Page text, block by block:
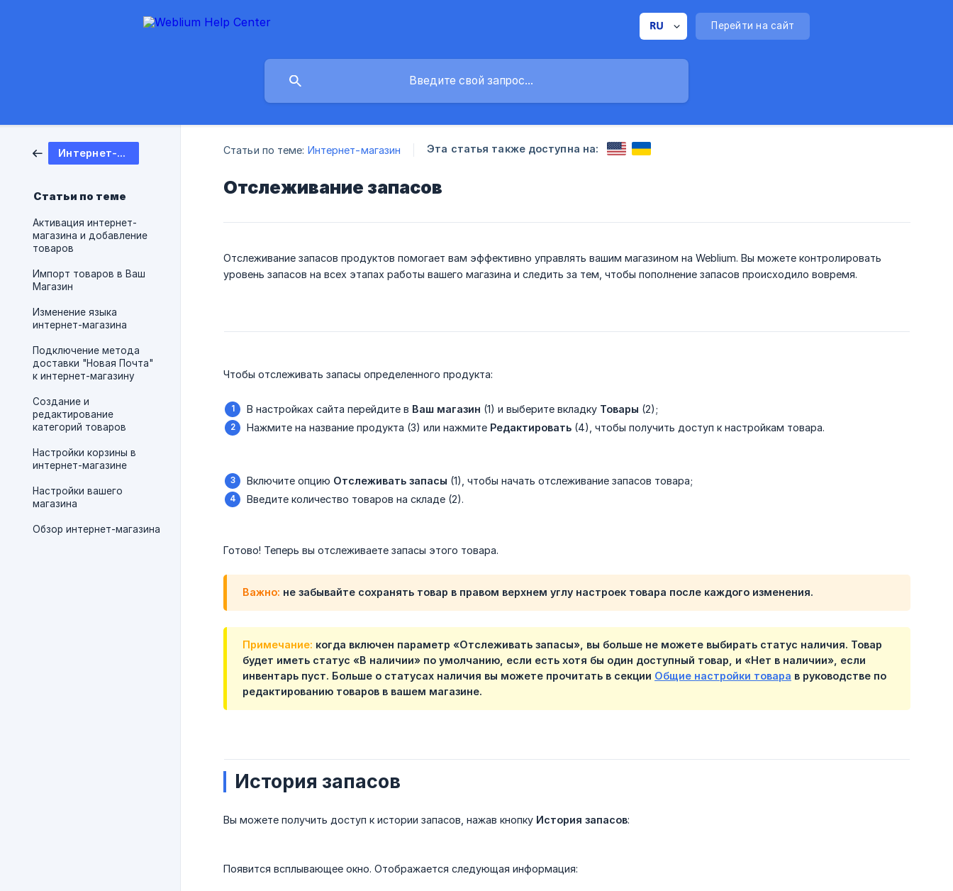
Перейти на сайт
Интернет-магазин
Статьи по теме
Активация интернет-
магазина и добавление
товаров
Импорт товаров в Ваш
Магазин
Изменение языка
интернет-магазина
Подключение метода
доставки "Новая Почта"
к интернет-магазину
Создание и
редактирование
категорий товаров
Настройки корзины в
интернет-магазине
Настройки вашего
магазина
Обзор интернет-магазина
Статьи по теме: Интернет-магазин Эта статья также доступна на:
Отслеживание запасов
Отслеживание запасов продуктов помогает вам эффективно управлять вашим магазином на Weblium. Вы можете контролировать
уровень запасов на всех этапах работы вашего магазина и следить за тем, чтобы пополнение запасов происходило вовремя.
Чтобы отслеживать запасы определенного продукта:
В настройках сайта перейдите в Ваш магазин (1) и выберите вкладку Товары (2);
Нажмите на название продукта (3) или нажмите Редактировать (4), чтобы получить доступ к настройкам товара.
Включите опцию Отслеживать запасы (1), чтобы начать отслеживание запасов товара;
Введите количество товаров на складе (2).
Готово! Теперь вы отслеживаете запасы этого товара.
Важно: не забывайте сохранять товар в правом верхнем углу настроек товара после каждого изменения.
Примечание: когда включен параметр «Отслеживать запасы», вы больше не можете выбирать статус наличия. Товар
будет иметь статус «В наличии» по умолчанию, если есть хотя бы один доступный товар, и «Нет в наличии», если
инвентарь пуст. Больше о статусах наличия вы можете прочитать в секции Общие настройки товара в руководстве по
редактированию товаров в вашем магазине.
История запасов
Вы можете получить доступ к истории запасов, нажав кнопку История запасов:
Появится всплывающее окно. Отображается следующая информация: